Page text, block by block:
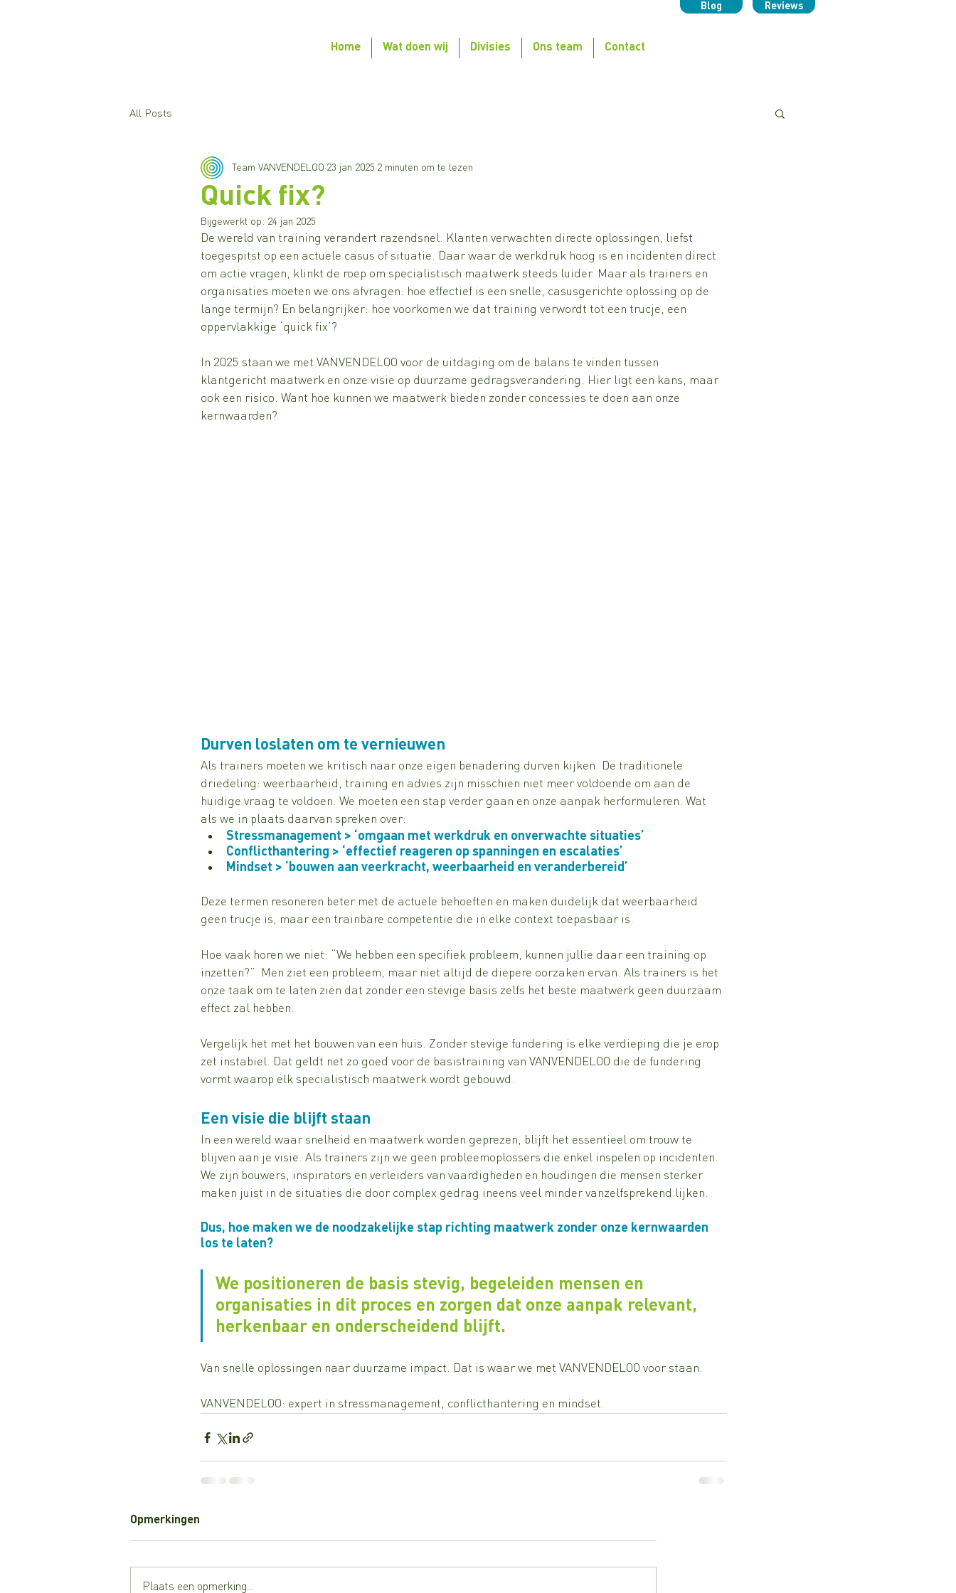
Home Wat doen wij Divisies Ons team Contact
Blog Reviews
All Posts
Quick fix?
Team VANVENDELOO 23 jan 2025 2 minuten om te lezen
Bijgewerkt op: 24 jan 2025
De wereld van training verandert razendsnel. Klanten verwachten directe oplossingen, liefst
toegespitst op een actuele casus of situatie. Daar waar de werkdruk hoog is en incidenten direct
om actie vragen, klinkt de roep om specialistisch maatwerk steeds luider. Maar als trainers en
organisaties moeten we ons afvragen: hoe effectief is een snelle, casusgerichte oplossing op de
lange termijn? En belangrijker: hoe voorkomen we dat training verwordt tot een trucje, een
oppervlakkige ‘quick fix’?
In 2025 staan we met VANVENDELOO voor de uitdaging om de balans te vinden tussen
klantgericht maatwerk en onze visie op duurzame gedragsverandering. Hier ligt een kans, maar
ook een risico. Want hoe kunnen we maatwerk bieden zonder concessies te doen aan onze
kernwaarden?
Durven loslaten om te vernieuwen
Als trainers moeten we kritisch naar onze eigen benadering durven kijken. De traditionele
driedeling: weerbaarheid, training en advies zijn misschien niet meer voldoende om aan de
huidige vraag te voldoen. We moeten een stap verder gaan en onze aanpak herformuleren. Wat
als we in plaats daarvan spreken over:
Stressmanagement > ‘omgaan met werkdruk en onverwachte situaties’
Conflicthantering > ‘effectief reageren op spanningen en escalaties’
Mindset > ‘bouwen aan veerkracht, weerbaarheid en veranderbereid’
Deze termen resoneren beter met de actuele behoeften en maken duidelijk dat weerbaarheid
geen trucje is, maar een trainbare competentie die in elke context toepasbaar is.
Hoe vaak horen we niet: “We hebben een specifiek probleem, kunnen jullie daar een training op
inzetten?”  Men ziet een probleem, maar niet altijd de diepere oorzaken ervan. Als trainers is het
onze taak om te laten zien dat zonder een stevige basis zelfs het beste maatwerk geen duurzaam
effect zal hebben.
Vergelijk het met het bouwen van een huis. Zonder stevige fundering is elke verdieping die je erop
zet instabiel. Dat geldt net zo goed voor de basistraining van VANVENDELOO die de fundering
vormt waarop elk specialistisch maatwerk wordt gebouwd.
Een visie die blijft staan
In een wereld waar snelheid en maatwerk worden geprezen, blijft het essentieel om trouw te
blijven aan je visie. Als trainers zijn we geen probleemoplossers die enkel inspelen op incidenten.
We zijn bouwers, inspirators en verleiders van vaardigheden en houdingen die mensen sterker
maken juist in de situaties die door complex gedrag ineens veel minder vanzelfsprekend lijken.
Dus, hoe maken we de noodzakelijke stap richting maatwerk zonder onze kernwaarden
los te laten?
We positioneren de basis stevig, begeleiden mensen en
organisaties in dit proces en zorgen dat onze aanpak relevant,
herkenbaar en onderscheidend blijft.
Van snelle oplossingen naar duurzame impact. Dat is waar we met VANVENDELOO voor staan.
VANVENDELOO: expert in stressmanagement, conflicthantering en mindset.
Opmerkingen
Plaats een opmerking...